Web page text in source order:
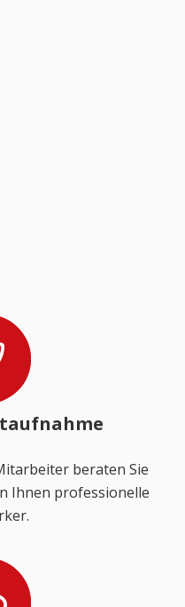
beraten Sie
Ihnen professionelle